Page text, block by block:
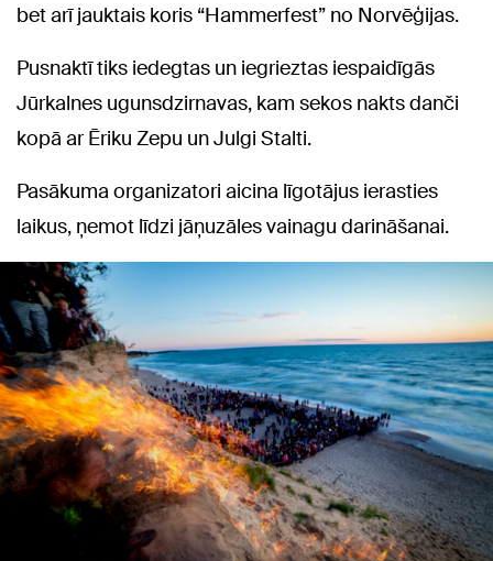
bet arī jauktais koris “Hammerfest” no Norvēģijas.
Pusnaktī tiks iedegtas un iegrieztas iespaidīgās
Jūrkalnes ugunsdzirnavas, kam sekos nakts danči
kopā ar Ēriku Zepu un Julgi Stalti.
Pasākuma organizatori aicina līgotājus ierasties
laikus, ņemot līdzi jāņuzāles vainagu darināšanai.